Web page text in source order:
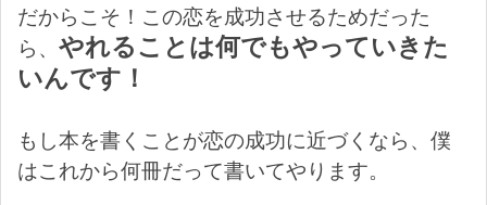
だからこそ！この恋を成功させるためだった
ら、 やれることは何でもやっていきた
いんです！
もし本を書くことが恋の成功に近づくなら、僕
はこれから何冊だって書いてやります。